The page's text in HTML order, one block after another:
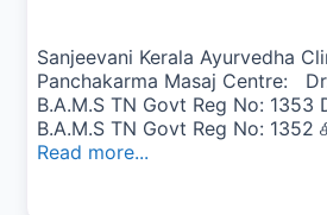
Sanjeevani Kerala Ayurvedha
Panchakarma Masaj Centre:
B.A.M.S TN Govt Reg No: 1353
B.A.M.S TN Govt Reg No: 1352
Read more...